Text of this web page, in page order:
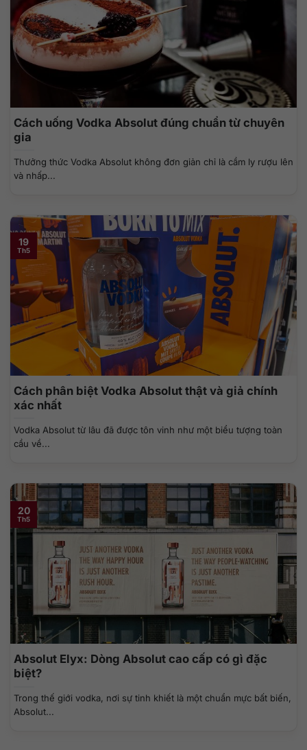
Cách uống Vodka Absolut đúng chuẩn từ chuyên
gia
Thưởng thức Vodka Absolut không đơn giản chỉ là cầm ly rượu lên
và nhấp...
Cách phân biệt Vodka Absolut thật và giả chính
xác nhất
Vodka Absolut từ lâu đã được tôn vinh như một biểu tượng toàn
cầu về...
19
Th5
Absolut Elyx: Dòng Absolut cao cấp có gì đặc
biệt?
Trong thế giới vodka, nơi sự tinh khiết là một chuẩn mực bất biến,
Absolut...
20
Th5